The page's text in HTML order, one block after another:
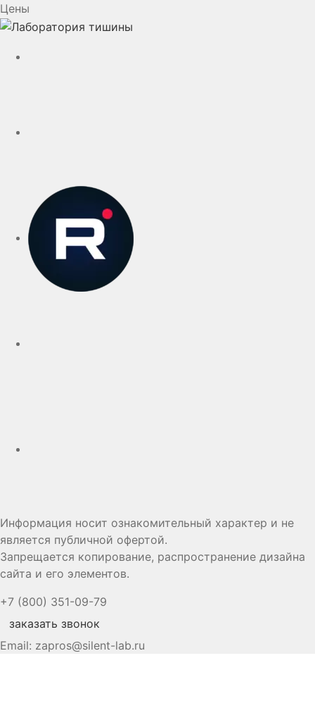
Цены
Информация носит ознакомительный характер и не
является публичной офертой.
Запрещается копирование, распространение дизайна
сайта и его элементов.
+7 (800) 351-09-79
заказать звонок
Email: zapros@silent-lab.ru